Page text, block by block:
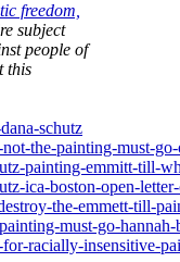
freedom,
subject
people of
this
schutz
the-painting-must-
painting-emmitt-till-
ica-boston-open-
the-emmett-till-
must-go-
racially-insensitive-